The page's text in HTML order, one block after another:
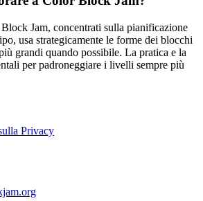
Jam, concentrati sulla pianificazione
usa strategicamente le forme dei blocchi
grandi quando possibile. La pratica e la
per padroneggiare i livelli sempre più
Privacy